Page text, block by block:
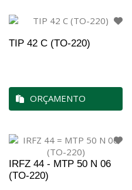
TIP 42 C (TO-220)
ORÇAMENTO
IRFZ 44 - MTP 50 N 06
(TO-220)